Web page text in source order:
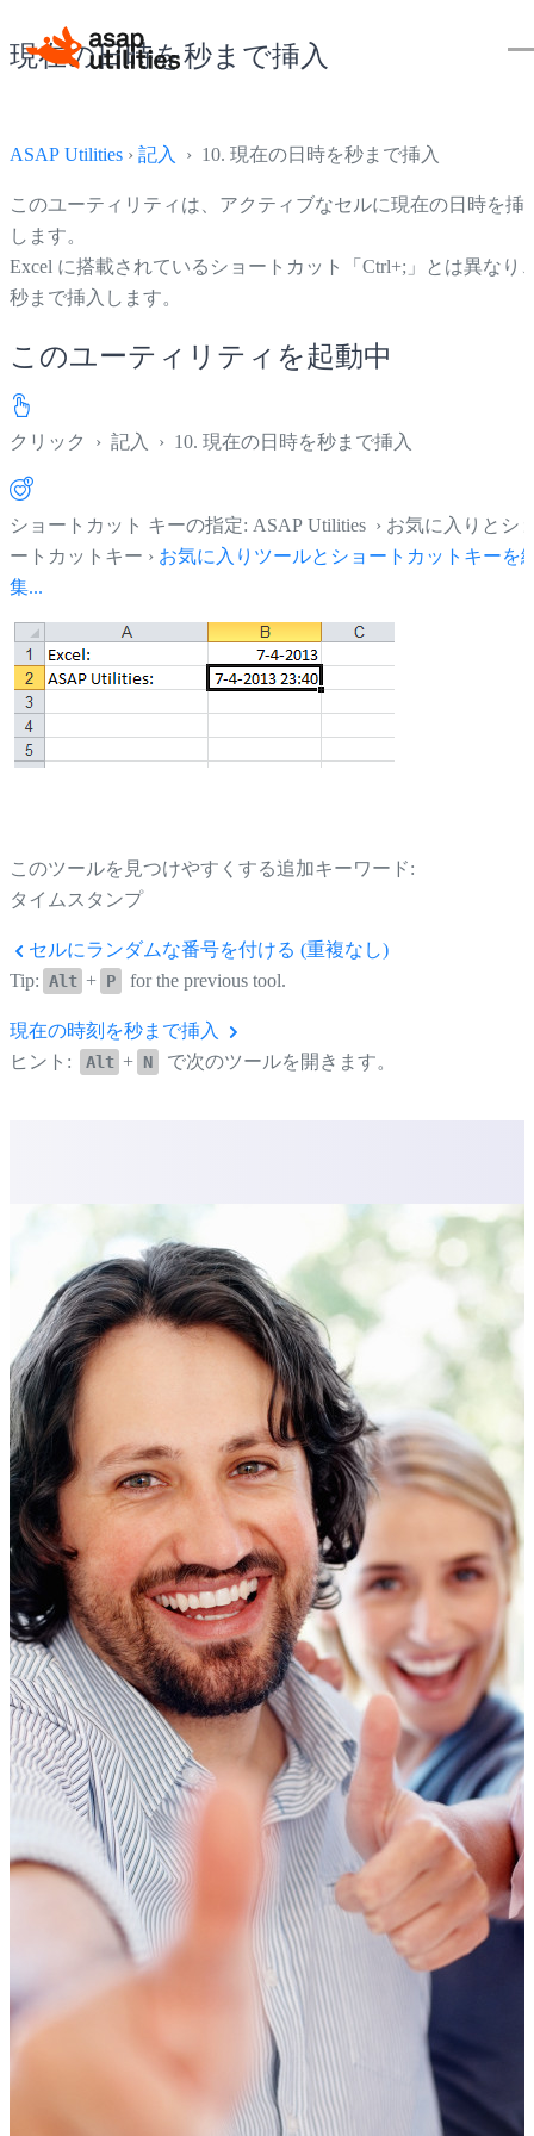
現在の日時を秒まで挿入
ASAP Utilities › 記入 › 10. 現在の日時を秒まで挿入
このユーティリティは、アクティブなセルに現在の日時を挿
します。
Excel に搭載されているショートカット「Ctrl+;」とは異なり
秒まで挿入します。
このユーティリティを起動中
クリック › 記入 › 10. 現在の日時を秒まで挿入
ショートカット キーの指定: ASAP Utilities › お気に入りとシ
ートカットキー › お気に入りツールとショートカットキーを
集...
このツールを見つけやすくする追加キーワード:
タイムスタンプ
セルにランダムな番号を付ける (重複なし)
Tip: Alt + P for the previous tool.
現在の時刻を秒まで挿入
ヒント:
Alt + N で次のツールを開きます。